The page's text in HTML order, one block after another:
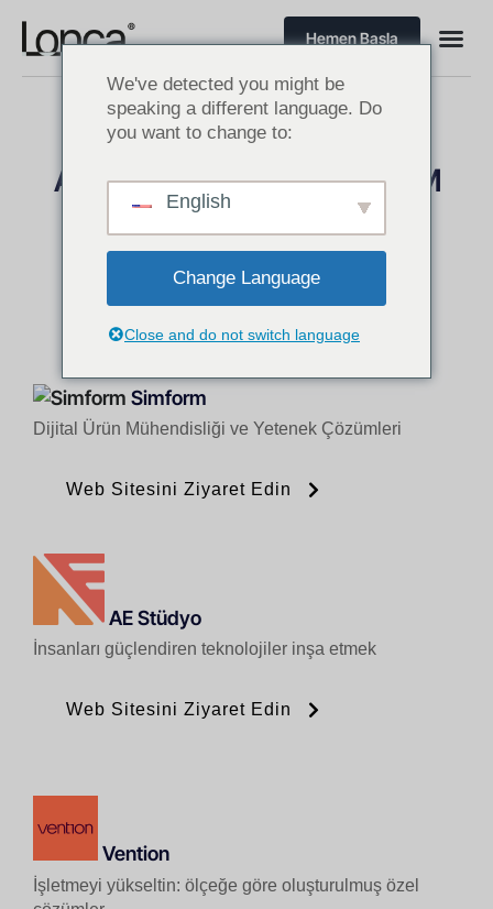
Hemen Başla
ABD’NİN EN İYİ ÖZEL YAZILIM
GELİŞTİRME ŞİRKETLERİ
Amerika’da Bilişim Sektörü Rakipleri & Ürünleri
Simform
Dijital Ürün Mühendisliği ve Yetenek Çözümleri
Web Sitesini Ziyaret Edin
AE Stüdyo
İnsanları güçlendiren teknolojiler inşa etmek
Web Sitesini Ziyaret Edin
Vention
İşletmeyi yükseltin: ölçeğe göre oluşturulmuş özel
We've detected you might be
speaking a different language. Do
you want to change to:
English
Change Language
Close and do not switch language